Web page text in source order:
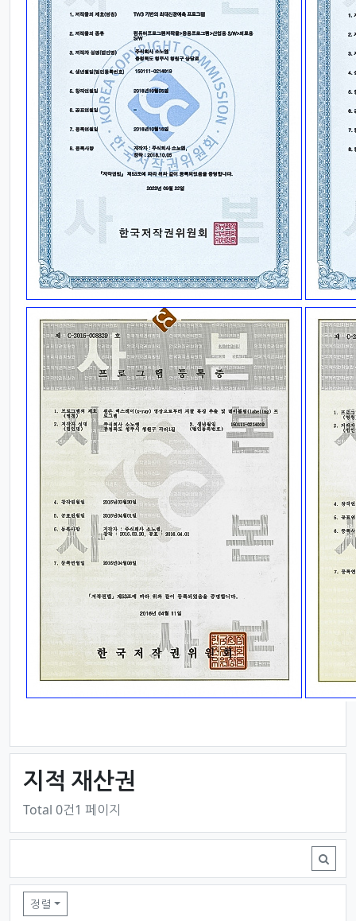
지적 재산권
Total 0건1 페이지
지적 재산권 목록
정렬